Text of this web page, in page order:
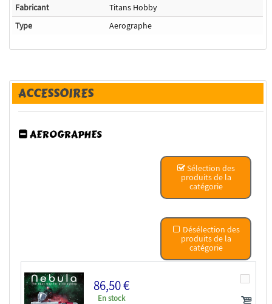
Fabricant
Titans Hobby
Type
Aerographe
ACCESSOIRES
AEROGRAPHES
Sélection des
produits de la
catégorie
Désélection des
produits de la
catégorie
86,50 €
En stock